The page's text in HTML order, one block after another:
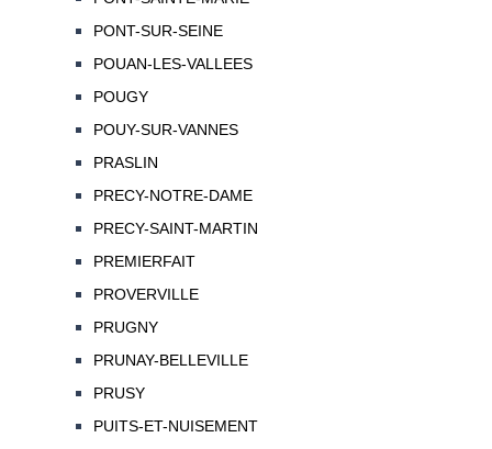
PONT-SUR-SEINE
POUAN-LES-VALLEES
POUGY
POUY-SUR-VANNES
PRASLIN
PRECY-NOTRE-DAME
PRECY-SAINT-MARTIN
PREMIERFAIT
PROVERVILLE
PRUGNY
PRUNAY-BELLEVILLE
PRUSY
PUITS-ET-NUISEMENT